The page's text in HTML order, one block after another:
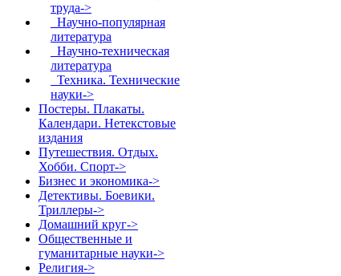
труда->
Научно-популярная
литература
Научно-техническая
литература
Техника. Технические
науки->
Постеры. Плакаты.
Календари. Нетекстовые
издания
Путешествия. Отдых.
Хобби. Спорт->
Бизнес и экономика->
Детективы. Боевики.
Триллеры->
Домашний круг->
Общественные и
гуманитарные науки->
Религия->